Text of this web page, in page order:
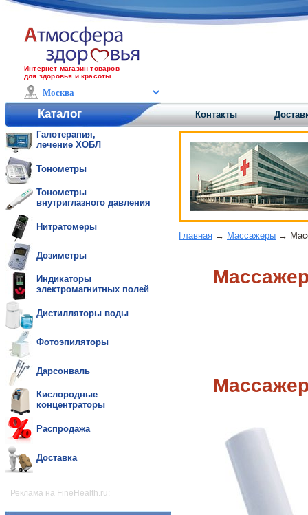
Интернет магазин товаров
для здоровья и красоты
Каталог Контакты
Галотерапия,
лечение ХОБЛ
Тонометры
Тонометры
внутриглазного давления
Нитратомеры
Дозиметры
Индикаторы
электромагнитных полей
Дистилляторы воды
Фотоэпиляторы
Дарсонваль
Кислородные
концентраторы
Распродажа
Доставка
Реклама на FineHealth.ru:
Главная → Массажеры →